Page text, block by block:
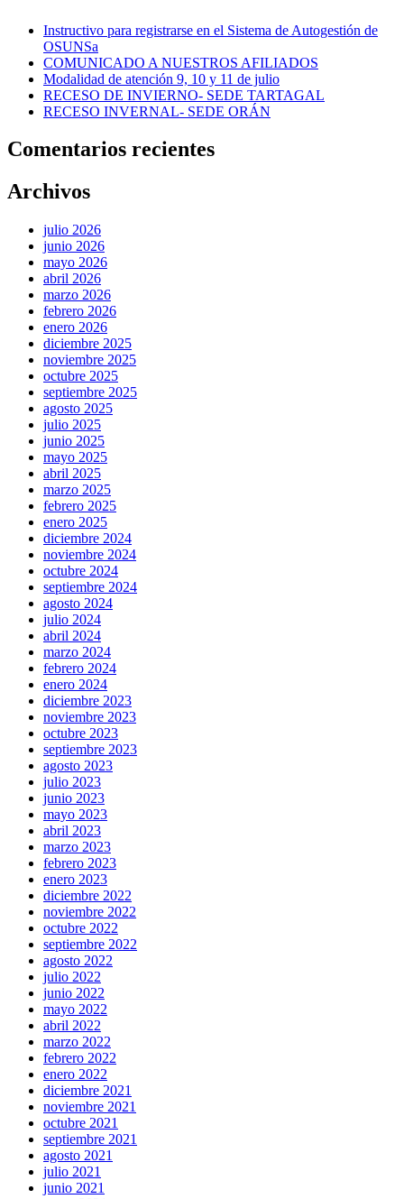
Instructivo para registrarse en el Sistema de Autogestión de
OSUNSa
COMUNICADO A NUESTROS AFILIADOS
Modalidad de atención 9, 10 y 11 de julio
RECESO DE INVIERNO- SEDE TARTAGAL
RECESO INVERNAL- SEDE ORÁN
Comentarios recientes
Archivos
julio 2026
junio 2026
mayo 2026
abril 2026
marzo 2026
febrero 2026
enero 2026
diciembre 2025
noviembre 2025
octubre 2025
septiembre 2025
agosto 2025
julio 2025
junio 2025
mayo 2025
abril 2025
marzo 2025
febrero 2025
enero 2025
diciembre 2024
noviembre 2024
octubre 2024
septiembre 2024
agosto 2024
julio 2024
abril 2024
marzo 2024
febrero 2024
enero 2024
diciembre 2023
noviembre 2023
octubre 2023
septiembre 2023
agosto 2023
julio 2023
junio 2023
mayo 2023
abril 2023
marzo 2023
febrero 2023
enero 2023
diciembre 2022
noviembre 2022
octubre 2022
septiembre 2022
agosto 2022
julio 2022
junio 2022
mayo 2022
abril 2022
marzo 2022
febrero 2022
enero 2022
diciembre 2021
noviembre 2021
octubre 2021
septiembre 2021
agosto 2021
julio 2021
junio 2021